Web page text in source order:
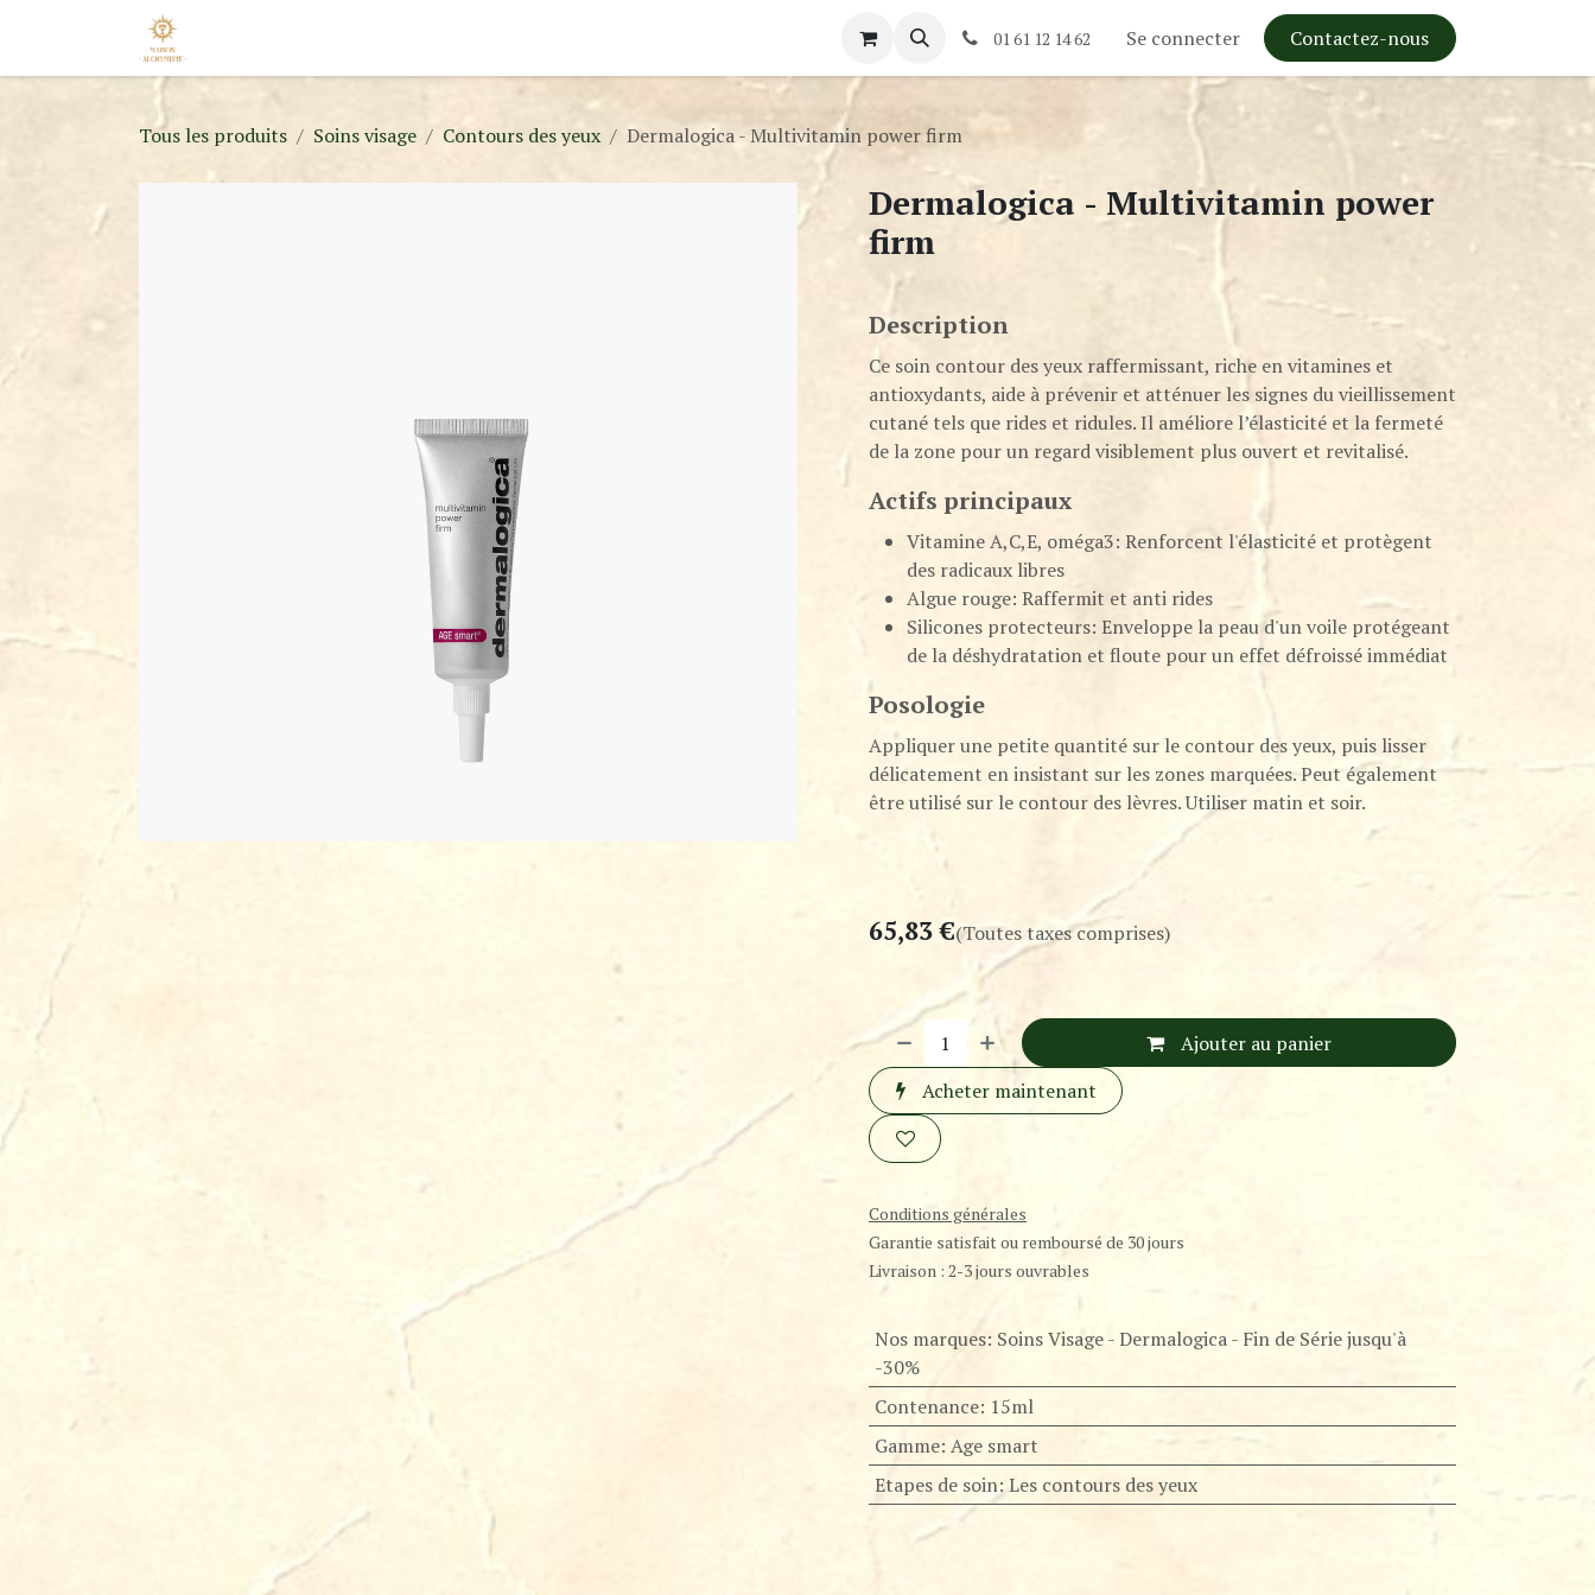
Se rendre au contenu
01 61 12 14 62 Se connecter Contactez-nous
Tous les produits Soins visage Contours des yeux Dermalogica - Multivitamin power firm
Dermalogica - Multivitamin power
firm
Description
Ce soin contour des yeux raffermissant, riche en vitamines et
antioxydants, aide à prévenir et atténuer les signes du vieillissement
cutané tels que rides et ridules. Il améliore l’élasticité et la fermeté
de la zone pour un regard visiblement plus ouvert et revitalisé.
Actifs principaux
Vitamine A,C,E, oméga3: Renforcent l'élasticité et protègent
des radicaux libres
Algue rouge: Raffermit et anti rides
Silicones protecteurs: Enveloppe la peau d'un voile protégeant
de la déshydratation et floute pour un effet défroissé immédiat
Posologie
Appliquer une petite quantité sur le contour des yeux, puis lisser
délicatement en insistant sur les zones marquées. Peut également
être utilisé sur le contour des lèvres. Utiliser matin et soir.
65,83€(Toutes taxes comprises)
Ajouter au panier
Acheter maintenant
Conditions générales
Garantie satisfait ou remboursé de 30 jours
Livraison : 2-3 jours ouvrables
Nos marques: Soins Visage - Dermalogica - Fin de Série jusqu'à
-30%
Contenance: 15ml
Gamme: Age smart
Etapes de soin:Les contours des yeux